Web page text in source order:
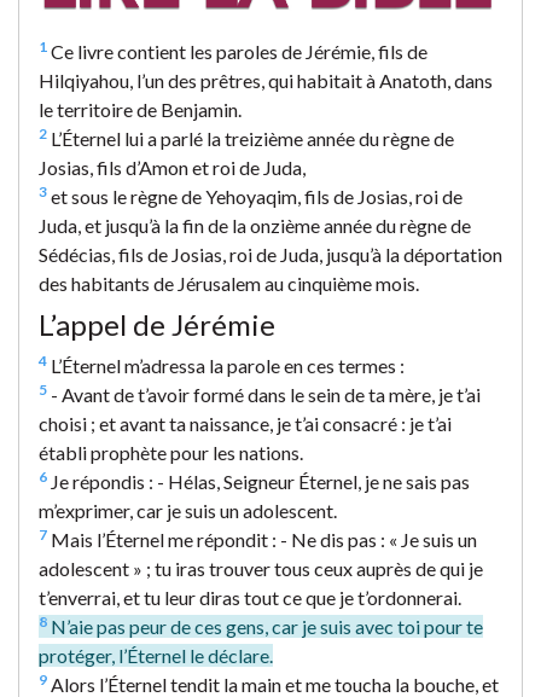
1 Ce livre contient les paroles de Jérémie, fils de
Hilqiyahou, l’un des prêtres, qui habitait à Anatoth, dans
le territoire de Benjamin.
2 L’Éternel lui a parlé la treizième année du règne de
Josias, fils d’Amon et roi de Juda,
3 et sous le règne de Yehoyaqim, fils de Josias, roi de
Juda, et jusqu’à la fin de la onzième année du règne de
Sédécias, fils de Josias, roi de Juda, jusqu’à la déportation
des habitants de Jérusalem au cinquième mois.
L’appel de Jérémie
4 L’Éternel m’adressa la parole en ces termes :
5 - Avant de t’avoir formé dans le sein de ta mère, je t’ai
choisi ; et avant ta naissance, je t’ai consacré : je t’ai
établi prophète pour les nations.
6 Je répondis : - Hélas, Seigneur Éternel, je ne sais pas
m’exprimer, car je suis un adolescent.
7 Mais l’Éternel me répondit : - Ne dis pas : « Je suis un
adolescent » ; tu iras trouver tous ceux auprès de qui je
t’enverrai, et tu leur diras tout ce que je t’ordonnerai.
8 N’aie pas peur de ces gens, car je suis avec toi pour te
protéger, l’Éternel le déclare.
9 Alors l’Éternel tendit la main et me toucha la bouche, et